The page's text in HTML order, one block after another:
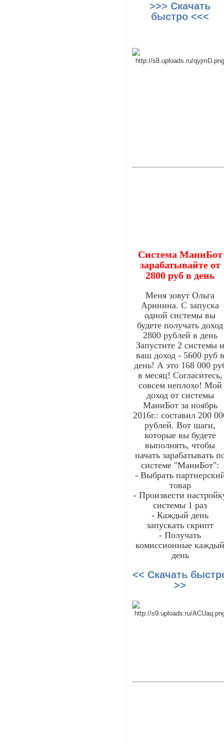
>>> Скачать
быстро <<<
Система МаниБот
зарабатывайте от
2800 руб в день
Меня зовут Ольга
Аринина. С запуска
одной системы вы
будете получать доход
2800 рублей в день
Запустите 2 системы и
ваш доход - 5600 руб в
день! А это 168 000
в месяц! Согласитесь,
совсем неплохо! Мой
доход от системы
МаниБот за ноябрь
2016г.: составил 200
рублей. Вот шаги,
которые вы будете
выполнять, чтобы
начать зарабатывать
системе "МаниБот":
- Выбрать
товар
- Произвести
системы 1 раз
- Каждый день
запускать скрипт
- Получать
комиссионные
день
<< Скачать
>>